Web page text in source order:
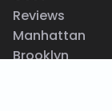
Reviews
Manhattan
Brooklyn